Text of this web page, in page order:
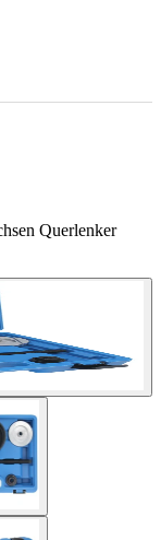
Querlenker